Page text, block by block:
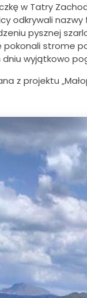
w Tatry
odkrywali
pysznej
pokonali strome
wyjątkowo
z projektu